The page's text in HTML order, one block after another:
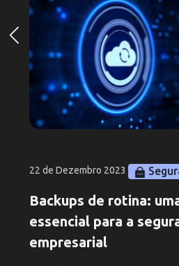
22 de Dezembro 2023
Backups de rotina:
essencial para a
empresarial